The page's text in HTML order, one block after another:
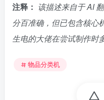
注释： 该描述来自于 AI
分百准确，但已包含核心
生电的大佬在尝试制作时
物品分类机